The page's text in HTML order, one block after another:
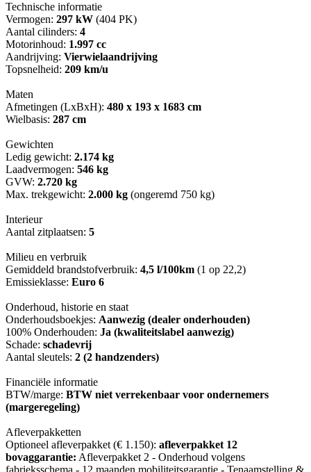
Technische informatie
Vermogen: 297 kW (404 PK)
Aantal cilinders: 4
Motorinhoud: 1.997 cc
Aandrijving: Vierwielaandrijving
Topsnelheid: 209 km/u
Maten
Afmetingen (LxBxH): 480 x 193 x 1683 cm
Wielbasis: 287 cm
Gewichten
Ledig gewicht: 2.174 kg
Laadvermogen: 546 kg
GVW: 2.720 kg
Max. trekgewicht: 2.000 kg (ongeremd 750 kg)
Interieur
Aantal zitplaatsen: 5
Milieu en verbruik
Gemiddeld brandstofverbruik: 4,5 l/100km (1 op 22,2)
Emissieklasse: Euro 6
Onderhoud, historie en staat
Onderhoudsboekjes: Aanwezig (dealer onderhouden)
100% Onderhouden: Ja (kwaliteitslabel aanwezig)
Schade: schadevrij
Aantal sleutels: 2 (2 handzenders)
Financiële informatie
BTW/marge: BTW niet verrekenbaar voor ondernemers
(margeregeling)
Afleverpakketten
Optioneel afleverpakket (€ 1.150): afleverpakket 12
bovaggarantie: Afleverpakket 2 - Onderhoud volgens
fabrieksschema - 12 maanden mobiliteitsgarantie - Tenaamstelling &